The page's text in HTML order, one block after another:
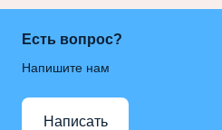
Есть вопрос?
Напишите нам
Написать